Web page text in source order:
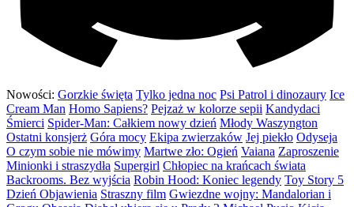
Nowości: Gorzkie święta Tylko jedna noc Psi Patrol i dinozaury Ice
Cream Man Homo Sapiens? Pejzaż w kolorze sepii Kandydaci
Śmierci Spider-Man: Całkiem nowy dzień Młody Waszyngton
Ostatni konsjerż Góra mocy Ekipa zwierzaków Jej piekło Odyseja
O czym sobie nie mówimy Martwe zło: Ogień Vaiana Zaproszenie
Minionki i straszydła Supergirl Chłopiec na krańcach świata
Backrooms. Bez wyjścia Robin Hood: Koniec legendy Toy Story 5
Dzień Objawienia Straszny film Gwiezdne wojny: Mandalorian i